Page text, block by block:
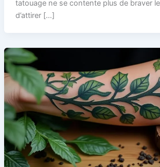
tatouage ne se contente plus de braver
d’attirer […]